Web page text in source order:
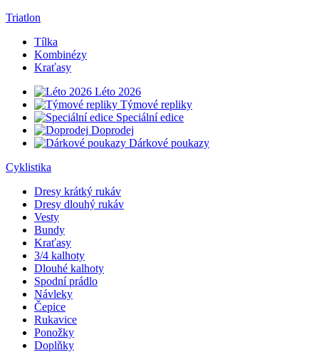
Triatlon
Tílka
Kombinézy
Kraťasy
Léto 2026
Týmové repliky
Speciální edice
Doprodej
Dárkové poukazy
Cyklistika
Dresy krátký rukáv
Dresy dlouhý rukáv
Vesty
Bundy
Kraťasy
3/4 kalhoty
Dlouhé kalhoty
Spodní prádlo
Návleky
Čepice
Rukavice
Ponožky
Doplňky